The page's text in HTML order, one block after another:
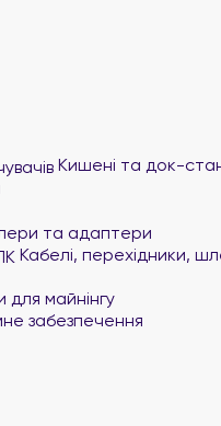
Кишені та док-
та адаптери
Кабелі, перехідники,
для майнінгу
забезпечення